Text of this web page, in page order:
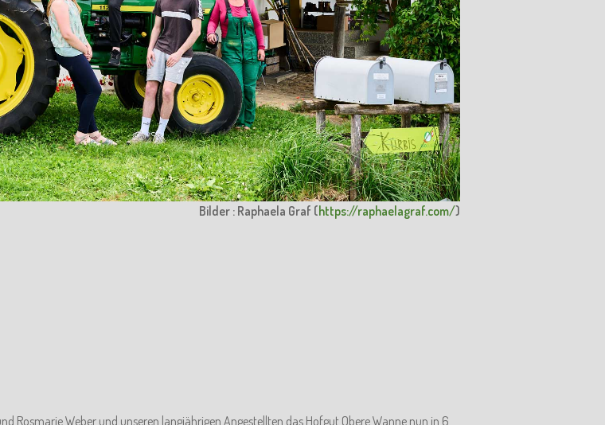
Bilder : Raphaela Graf (https://raphaelagraf.com/)
Rosmarie Weber und unseren langjährigen Angestellten das Hofgut Obere Wanne nun in 6.